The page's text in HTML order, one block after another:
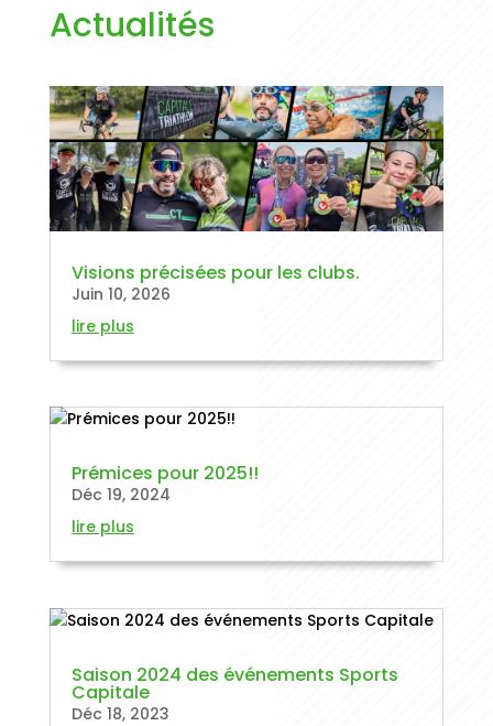
Actualités
Visions précisées pour les clubs.
Juin 10, 2026
lire plus
Prémices pour 2025!!
Déc 19, 2024
lire plus
Saison 2024 des événements Sports
Capitale
Déc 18, 2023